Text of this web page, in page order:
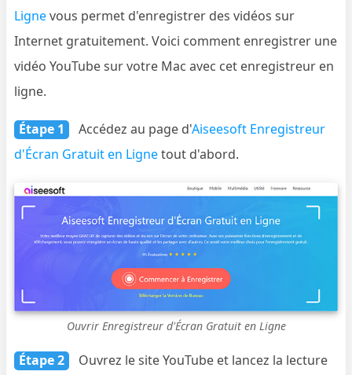
Lignevous permet d'enregistrer des vidéos sur
Internet gratuitement. Voici comment enregistrer une
vidéo YouTube sur votre Mac avec cet enregistreur en
ligne.
Étape 1 Accédez au page d'Aiseesoft Enregistreur
d'Écran Gratuit en Lignetout d'abord.
Ouvrir Enregistreur d'Écran Gratuit en Ligne
Étape 2
Ouvrez le site YouTube et lancez la lecture